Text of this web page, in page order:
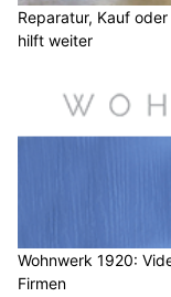
Reparatur, Kauf
hilft weiter
Wohnwerk 1920:
Firmen